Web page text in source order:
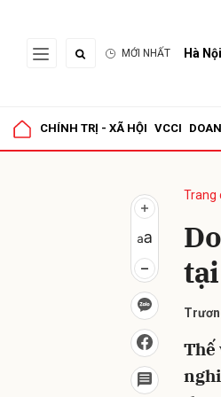
MỚI NHẤT Hà Nội
CHÍNH TRỊ - XÃ HỘI VCCI
Trang
Thế